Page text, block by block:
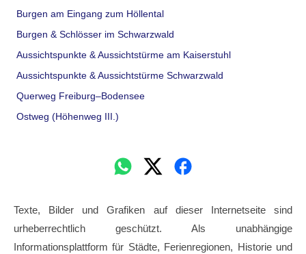
Burgen am Eingang zum Höllental
Burgen & Schlösser im Schwarzwald
Aussichtspunkte & Aussichtstürme am Kaiserstuhl
Aussichtspunkte & Aussichtstürme Schwarzwald
Querweg Freiburg–Bodensee
Ostweg (Höhenweg III.)
Texte, Bilder und Grafiken auf dieser Internetseite sind
urheberrechtlich geschützt. Als unabhängige
Informationsplattform für Städte, Ferienregionen, Historie und